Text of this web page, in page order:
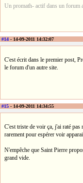
Un promath- actif dans un forum
#14 - 14-09-2011 14:32:07
C'est écrit dans le premier post,
le forum d'un autre site.
#15 - 14-09-2011 14:34:55
C'est triste de voir ça, j'ai raté pas
rarement pour espérer voir
N'empêche que Saint Pierre
grand vide.